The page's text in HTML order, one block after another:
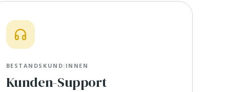
BESTANDSKUND:INNEN
Kunden-Support